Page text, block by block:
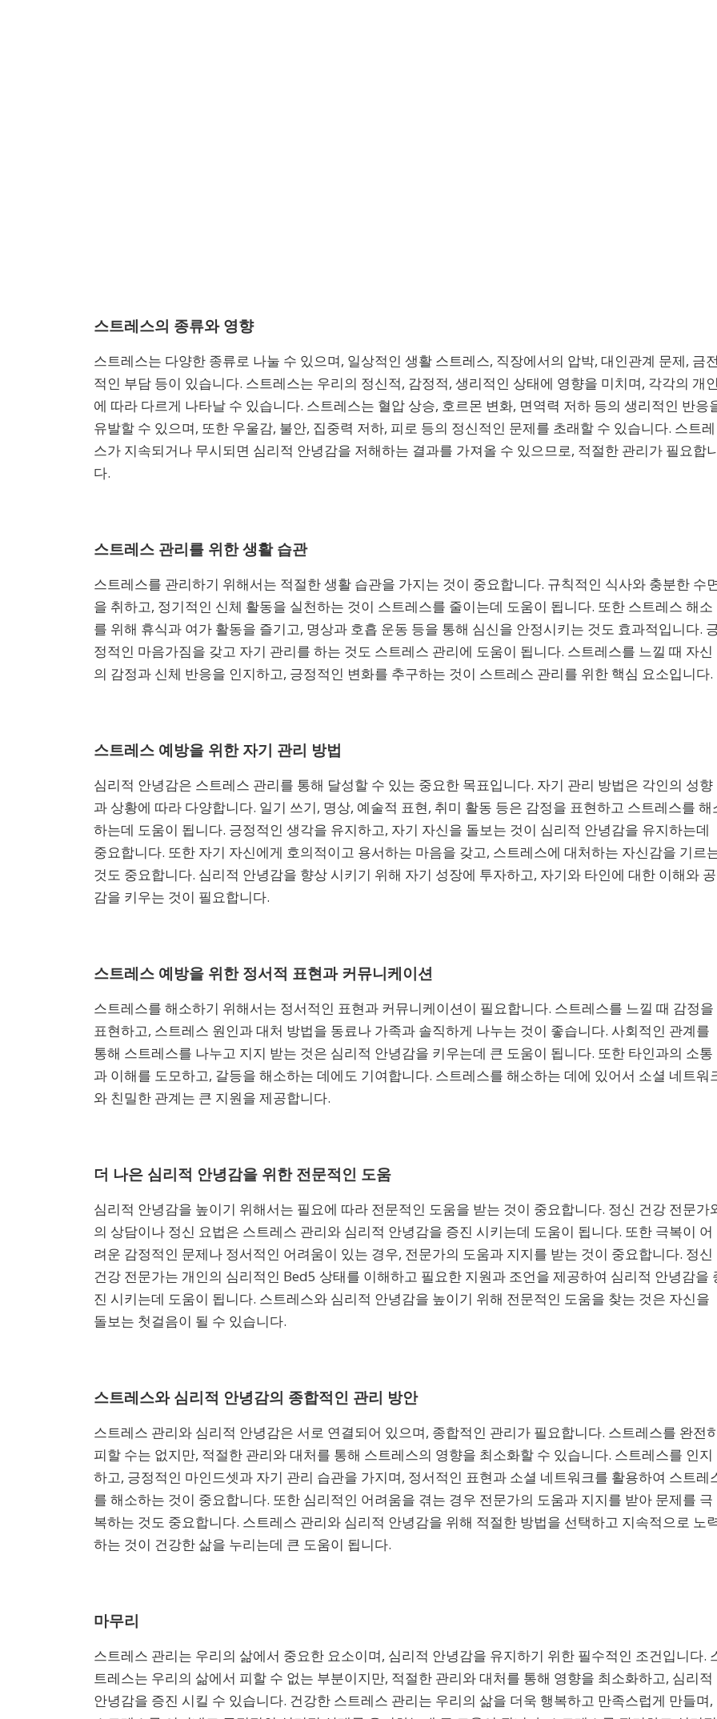
스트레스의 종류와 영향
스트레스는 다양한 종류로 나눌 수 있으며, 일상적인 생활 스트레스, 직장에서의 압박, 대인관계 문제, 금
적인 부담 등이 있습니다. 스트레스는 우리의 정신적, 감정적, 생리적인 상태에 영향을 미치며, 각각의 개
에 따라 다르게 나타날 수 있습니다. 스트레스는 혈압 상승, 호르몬 변화, 면역력 저하 등의 생리적인 반응
유발할 수 있으며, 또한 우울감, 불안, 집중력 저하, 피로 등의 정신적인 문제를 초래할 수 있습니다. 스트레
스가 지속되거나 무시되면 심리적 안녕감을 저해하는 결과를 가져올 수 있으므로, 적절한 관리가 필요합
다.
스트레스 관리를 위한 생활 습관
스트레스를 관리하기 위해서는 적절한 생활 습관을 가지는 것이 중요합니다. 규칙적인 식사와 충분한 수
을 취하고, 정기적인 신체 활동을 실천하는 것이 스트레스를 줄이는데 도움이 됩니다. 또한 스트레스 해소
를 위해 휴식과 여가 활동을 즐기고, 명상과 호흡 운동 등을 통해 심신을 안정시키는 것도 효과적입니다.
정적인 마음가짐을 갖고 자기 관리를 하는 것도 스트레스 관리에 도움이 됩니다. 스트레스를 느낄 때 자신
의 감정과 신체 반응을 인지하고, 긍정적인 변화를 추구하는 것이 스트레스 관리를 위한 핵심 요소입니다.
스트레스 예방을 위한 자기 관리 방법
심리적 안녕감은 스트레스 관리를 통해 달성할 수 있는 중요한 목표입니다. 자기 관리 방법은 각인의 성향
과 상황에 따라 다양합니다. 일기 쓰기, 명상, 예술적 표현, 취미 활동 등은 감정을 표현하고 스트레스를 해
하는데 도움이 됩니다. 긍정적인 생각을 유지하고, 자기 자신을 돌보는 것이 심리적 안녕감을 유지하는데
중요합니다. 또한 자기 자신에게 호의적이고 용서하는 마음을 갖고, 스트레스에 대처하는 자신감을 기르
것도 중요합니다. 심리적 안녕감을 향상 시키기 위해 자기 성장에 투자하고, 자기와 타인에 대한 이해와 공
감을 키우는 것이 필요합니다.
스트레스 예방을 위한 정서적 표현과 커뮤니케이션
스트레스를 해소하기 위해서는 정서적인 표현과 커뮤니케이션이 필요합니다. 스트레스를 느낄 때 감정을
표현하고, 스트레스 원인과 대처 방법을 동료나 가족과 솔직하게 나누는 것이 좋습니다. 사회적인 관계를
통해 스트레스를 나누고 지지 받는 것은 심리적 안녕감을 키우는데 큰 도움이 됩니다. 또한 타인과의 소통
과 이해를 도모하고, 갈등을 해소하는 데에도 기여합니다. 스트레스를 해소하는 데에 있어서 소셜 네트워
와 친밀한 관계는 큰 지원을 제공합니다.
더 나은 심리적 안녕감을 위한 전문적인 도움
심리적 안녕감을 높이기 위해서는 필요에 따라 전문적인 도움을 받는 것이 중요합니다. 정신 건강 전문가
의 상담이나 정신 요법은 스트레스 관리와 심리적 안녕감을 증진 시키는데 도움이 됩니다. 또한 극복이 어
려운 감정적인 문제나 정서적인 어려움이 있는 경우, 전문가의 도움과 지지를 받는 것이 중요합니다. 정신
건강 전문가는 개인의 심리적인 Bed5 상태를 이해하고 필요한 지원과 조언을 제공하여 심리적 안녕감을
진 시키는데 도움이 됩니다. 스트레스와 심리적 안녕감을 높이기 위해 전문적인 도움을 찾는 것은 자신을
돌보는 첫걸음이 될 수 있습니다.
스트레스와 심리적 안녕감의 종합적인 관리 방안
스트레스 관리와 심리적 안녕감은 서로 연결되어 있으며, 종합적인 관리가 필요합니다. 스트레스를 완전
피할 수는 없지만, 적절한 관리와 대처를 통해 스트레스의 영향을 최소화할 수 있습니다. 스트레스를 인지
하고, 긍정적인 마인드셋과 자기 관리 습관을 가지며, 정서적인 표현과 소셜 네트워크를 활용하여 스트레
를 해소하는 것이 중요합니다. 또한 심리적인 어려움을 겪는 경우 전문가의 도움과 지지를 받아 문제를 극
복하는 것도 중요합니다. 스트레스 관리와 심리적 안녕감을 위해 적절한 방법을 선택하고 지속적으로 노
하는 것이 건강한 삶을 누리는데 큰 도움이 됩니다.
마무리
스트레스 관리는 우리의 삶에서 중요한 요소이며, 심리적 안녕감을 유지하기 위한 필수적인 조건입니다.
트레스는 우리의 삶에서 피할 수 없는 부분이지만, 적절한 관리와 대처를 통해 영향을 최소화하고, 심리적
안녕감을 증진 시킬 수 있습니다. 건강한 스트레스 관리는 우리의 삶을 더욱 행복하고 만족스럽게 만들며,